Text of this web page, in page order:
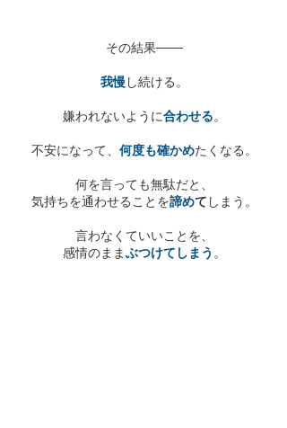
その結果───
我慢 し続ける。
嫌われないように合わせる。
不安になって、 何度も確かめたくなる。
何を言っても無駄だと、
気持ちを通わせることを諦めて しまう。
言わなくていいことを、
感情のままぶつけてしまう 。